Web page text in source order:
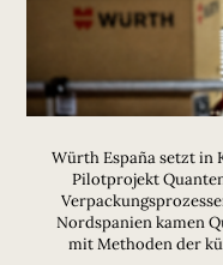
Würth España setzt in
Pilotprojekt
Nordspanien kamen
mit Methoden der